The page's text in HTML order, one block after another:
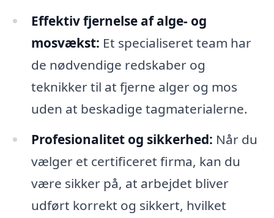
Effektiv fjernelse af alge- og
mosvækst: Et specialiseret team har
de nødvendige redskaber og
teknikker til at fjerne alger og mos
uden at beskadige tagmaterialerne.
Profesionalitet og sikkerhed: Når du
vælger et certificeret firma, kan du
være sikker på, at arbejdet bliver
udført korrekt og sikkert, hvilket